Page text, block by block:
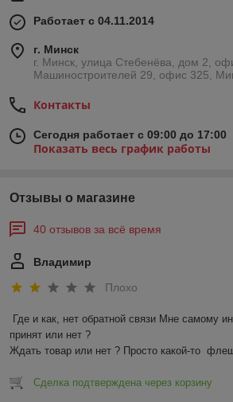
Работает с 04.11.2014
г. Минск
г. Минск, улица Стебенёва, дом 2,
Машиностроителей 29, офис 325,
Контакты
Сегодня работает с 09:00 до 17:00
Показать весь график работы
Отзывы о магазине
40 отзывов за всё время
Владимир
Плохо
Где и как, нет обратной связи Мне самому
принят или нет ?
Ждать товар или нет ? Просто какой-то
Сделка подтверждена через корзину